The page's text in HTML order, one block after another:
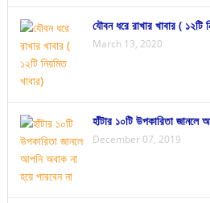
যৌবন ধরে রাখার খাবার ( ১২টি
March 13, 2020
হাঁটার ১০টি উপকারিতা জানলে
December 07, 2019